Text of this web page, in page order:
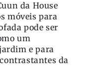
da House
móveis para
pode ser
um
e para
da